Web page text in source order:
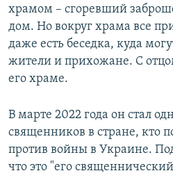
храмом – сгоревший
дом. Но вокруг храма все
даже есть беседка, куда
жители и прихожане. С
его храме.
В марте 2022 года он стал
священников в стране, кто
против войны в Украине.
что это "его